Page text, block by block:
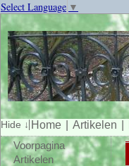
Select Language ▼
Home Artikelen
Voorpagina
Artikelen